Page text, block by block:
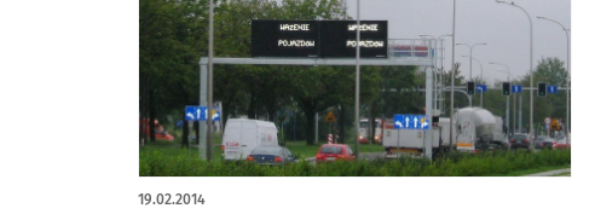
19.02.2014